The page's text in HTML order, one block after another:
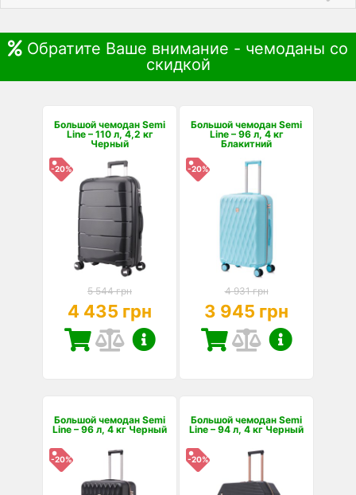
Обратите Ваше внимание - чемоданы со
скидкой
Большой чемодан Semi
Line – 110 л, 4,2 кг
Черный
-20%
5 544 грн
4 435 грн
Большой чемодан Semi
Line – 96 л, 4 кг
Блакитний
-20%
4 931 грн
3 945 грн
Большой чемодан Semi
Line – 96 л, 4 кг Черный
-20%
Большой чемодан Semi
Line – 94 л, 4 кг Черный
-20%